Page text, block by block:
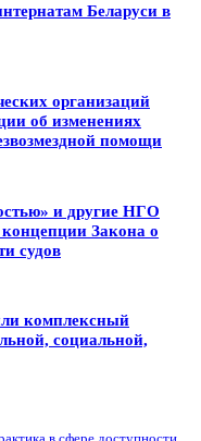
Беларуси в
организаций
об изменениях
помощи
и другие НГО
Закона о
судов
комплексный
социальной,